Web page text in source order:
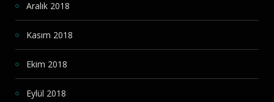
Aralık 2018
Kasım 2018
Ekim 2018
Eylül 2018